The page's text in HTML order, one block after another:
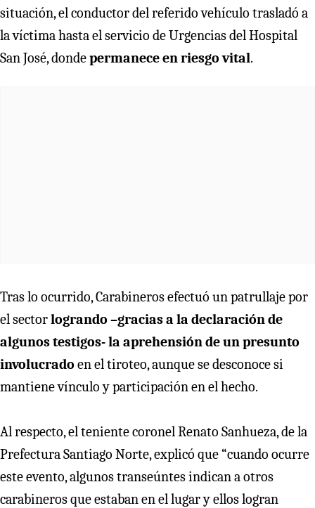
situación, el conductor del referido vehículo trasladó a
la víctima hasta el servicio de Urgencias del Hospital
San José, dondepermanece en riesgo vital.
Tras lo ocurrido, Carabineros efectuó un patrullaje por
el sectorlogrando –gracias a la declaración de
algunos testigos- la aprehensión de un presunto
involucrado en el tiroteo, aunque se desconoce si
mantiene vínculo y participación en el hecho.
Al respecto, el teniente coronel Renato Sanhueza, de la
Prefectura Santiago Norte, explicó que “cuando ocurre
este evento, algunos transeúntes indican a otros
carabineros que estaban en el lugar y ellos logran